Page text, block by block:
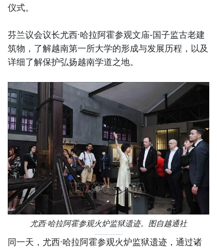
仪式。
芬兰议会议长尤西·哈拉阿霍参观文庙-国子监古老建
筑物，了解越南第一所大学的形成与发展历程，以及
详细了解保护弘扬越南学道之地。
尤西·哈拉阿霍参观火炉监狱遗迹。图自越通社
同一天，尤西·哈拉阿霍参观火炉监狱遗迹，通过诸